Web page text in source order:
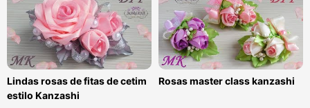
Lindas rosas de fitas de cetim
estilo Kanzashi
Rosas master class kanzashi